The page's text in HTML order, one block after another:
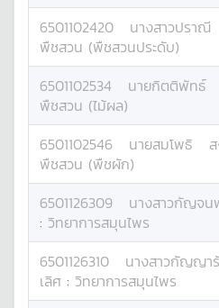
6501102420 นางสาวปราณี
พืชสวน (พืชสวนประดับ)
6501102534 นายกิตติพัทธ์
พืชสวน (ไม้ผล)
6501102546 นายสมโพธิ
พืชสวน (พืชผัก)
6501126309 นางสาวกัญจน
: วิทยาการสมุนไพร
6501126310 นางสาวกัญญา
เลิศ : วิทยาการสมุนไพร